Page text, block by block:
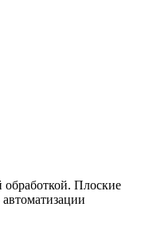
Плоские